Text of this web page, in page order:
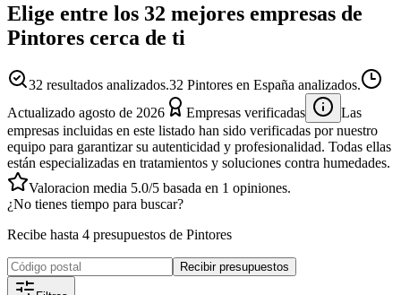
Elige entre los 32 mejores empresas de
Pintores cerca de ti
32 resultados analizados.32 Pintores en España analizados.
Actualizado agosto de 2026 Empresas verificadas
Las
empresas incluidas en este listado han sido verificadas por nuestro
equipo para garantizar su autenticidad y profesionalidad. Todas ellas
están especializadas en tratamientos y soluciones contra humedades.
Valoracion media 5.0/5 basada en 1 opiniones.
¿No tienes tiempo para buscar?
Recibe hasta 4 presupuestos de Pintores
Recibir presupuestos